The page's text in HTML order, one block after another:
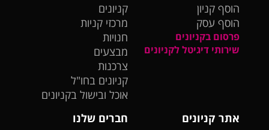
הוסף קניון
הוסף עסק
פרסום בקניונים
שירותי דיגיטל לקניונים
קניונים
מרכזי קניות
חנויות
מבצעים
צרכנות
קניונים בחו"ל
אוכל ובישול בקניונים
אתר קניונים
חברים שלנו